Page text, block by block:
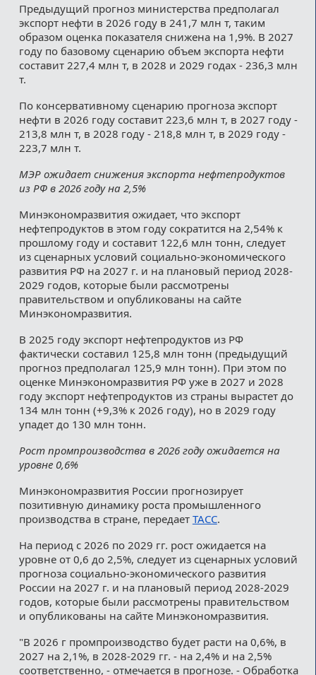
Предыдущий прогноз министерства предполагал
экспорт нефти в 2026 году в 241,7 млн т, таким
образом оценка показателя снижена на 1,9%. В 2027
году по базовому сценарию объем экспорта нефти
составит 227,4 млн т, в 2028 и 2029 годах - 236,3 млн
т.
По консервативному сценарию прогноза экспорт
нефти в 2026 году составит 223,6 млн т, в 2027 году -
213,8 млн т, в 2028 году - 218,8 млн т, в 2029 году -
223,7 млн т.
МЭР ожидает снижения экспорта нефтепродуктов
из РФ в 2026 году на 2,5%
Минэкономразвития ожидает, что экспорт
нефтепродуктов в этом году сократится на 2,54% к
прошлому году и составит 122,6 млн тонн, следует
из сценарных условий социально-экономического
развития РФ на 2027 г. и на плановый период 2028-
2029 годов, которые были рассмотрены
правительством и опубликованы на сайте
Минэкономразвития.
В 2025 году экспорт нефтепродуктов из РФ
фактически составил 125,8 млн тонн (предыдущий
прогноз предполагал 125,9 млн тонн). При этом по
оценке Минэкономразвития РФ уже в 2027 и 2028
году экспорт нефтепродуктов из страны вырастет до
134 млн тонн (+9,3% к 2026 году), но в 2029 году
упадет до 130 млн тонн.
Рост промпроизводства в 2026 году ожидается на
уровне 0,6%
Минэкономразвития России прогнозирует
позитивную динамику роста промышленного
производства в стране, передает ТАСС.
На период с 2026 по 2029 гг. рост ожидается на
уровне от 0,6 до 2,5%, следует из сценарных условий
прогноза социально-экономического развития
России на 2027 г. и на плановый период 2028-2029
годов, которые были рассмотрены правительством
и опубликованы на сайте Минэкономразвития.
"В 2026 г промпроизводство будет расти на 0,6%, в
2027 на 2,1%, в 2028-2029 гг. - на 2,4% и на 2,5%
соответственно, - отмечается в прогнозе. - Обработка